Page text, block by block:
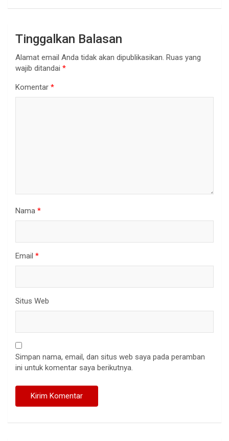
Tinggalkan Balasan
Alamat email Anda tidak akan dipublikasikan. Ruas yang
wajib ditandai *
Komentar *
Nama *
Email *
Situs Web
Simpan nama, email, dan situs web saya pada peramban
ini untuk komentar saya berikutnya.